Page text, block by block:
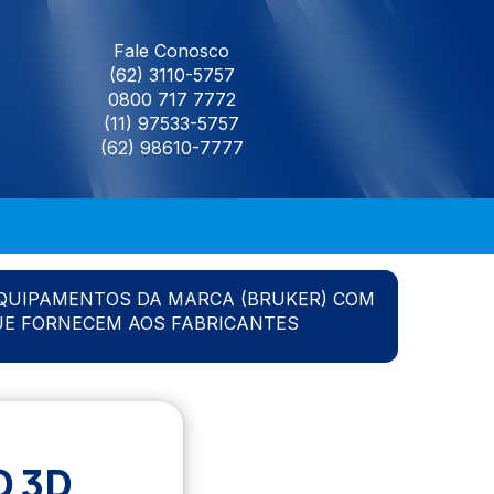
Fale Conosco
(62) 3110-5757
0800 717 7772
(11) 97533-5757
(62) 98610-7777
DA MARCA (BRUKER) COM
FORNECEM AOS FABRICANTES